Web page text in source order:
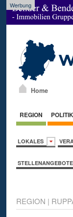
Werbung
Home
REGION POLITIK
LOKALES
STELLENANGEBOTE
REGION |